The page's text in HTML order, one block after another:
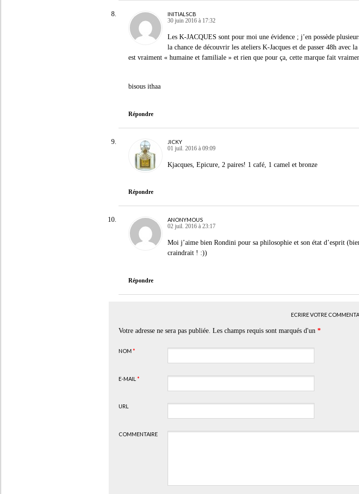
INITIALSCB
30 juin 2016 à 17:32
Les K-JACQUES sont pour moi une évidence ; j’en possède
la chance de découvrir les ateliers K-Jacques et de passer 48h
est vraiment « humaine et familiale » et rien que pour ça, cette marque fait
bisous ithaa
Répondre
JICKY
01 juil. 2016 à 09:09
Kjacques, Epicure, 2 paires! 1 café, 1 camel et bronze
Répondre
ANONYMOUS
02 juil. 2016 à 23:17
Moi j’aime bien Rondini pour sa philosophie et son état d’esprit
craindrait ! :))
Répondre
ECRIRE VOTRE
Votre adresse ne sera pas publiée. Les champs requis sont marqués d'un *
NOM *
E-MAIL *
URL
COMMENTAIRE